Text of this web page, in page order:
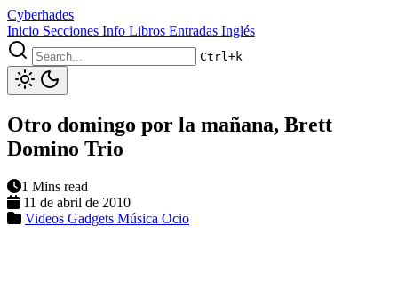
Cyberhades
Inicio Secciones Info Libros Entradas Inglés
Ctrl+k
Otro domingo por la mañana, Brett
Domino Trio
1 Mins read
11 de abril de 2010
Videos Gadgets Música Ocio